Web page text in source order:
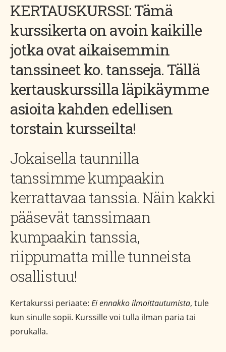
KERTAUSKURSSI: Tämä
kurssikerta on avoin kaikille
jotka ovat aikaisemmin
tanssineet ko. tansseja. Tällä
kertauskurssilla läpikäymme
asioita kahden edellisen
torstain kursseilta!
Jokaisella taunnilla
tanssimme kumpaakin
kerrattavaa tanssia. Näin kakki
pääsevät tanssimaan
kumpaakin tanssia,
riippumatta mille tunneista
osallistuu!
Kertakurssi periaate: Ei ennakko ilmoittautumista, tule
kun sinulle sopii. Kurssille voi tulla ilman paria tai
porukalla.